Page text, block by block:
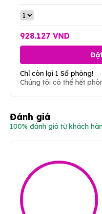
928.127 VND
Chỉ còn lại 1 Số phòng!
Chúng tôi có thể hết
Đánh giá
100% đánh giá từ khách